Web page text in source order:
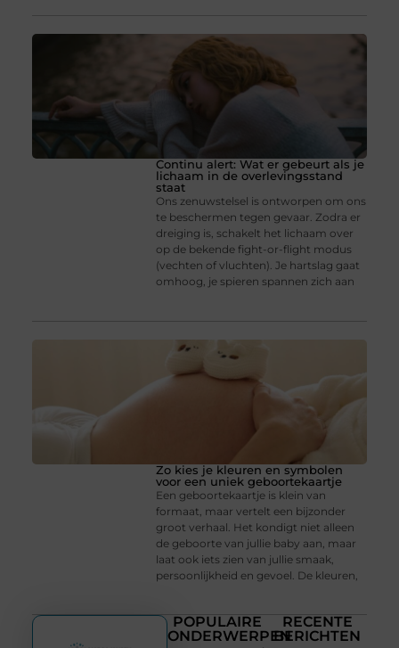
Continu alert: Wat er gebeurt als je
lichaam in de overlevingsstand
staat
Ons zenuwstelsel is ontworpen om ons
te beschermen tegen gevaar. Zodra er
dreiging is, schakelt het lichaam over
op de bekende fight-or-flight modus
(vechten of vluchten). Je hartslag gaat
omhoog, je spieren spannen zich aan
Zo kies je kleuren en symbolen
voor een uniek geboortekaartje
Een geboortekaartje is klein van
formaat, maar vertelt een bijzonder
groot verhaal. Het kondigt niet alleen
de geboorte van jullie baby aan, maar
laat ook iets zien van jullie smaak,
persoonlijkheid en gevoel. De kleuren,
POPULAIRE
ONDERWERPEN
RECENTE
BERICHTEN